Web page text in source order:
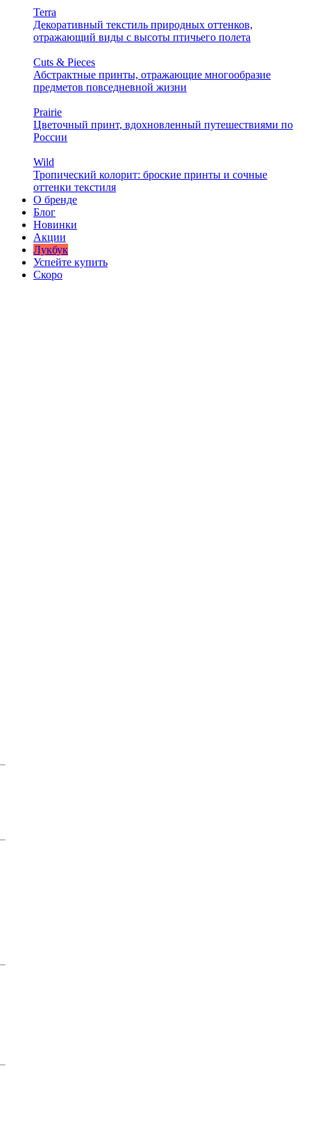
Terra
Декоративный текстиль природных оттенков,
отражающий виды с высоты птичьего полета
Cuts & Pieces
Абстрактные принты, отражающие многообразие
предметов повседневной жизни
Prairie
Цветочный принт, вдохновленный путешествиями по
России
Wild
Тропический колорит: броские принты и сочные
оттенки текстиля
О бренде
Блог
Новинки
Акции
Лукбук
Успейте купить
Скоро